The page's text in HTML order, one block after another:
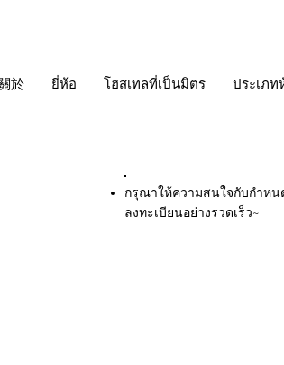
於 ยี่ห้อ โฮสเทลที่เป็นมิตร ประเภท
กรุณาให้ความสนใจกับกำหน
ลงทะเบียนอย่างรวดเร็ว~